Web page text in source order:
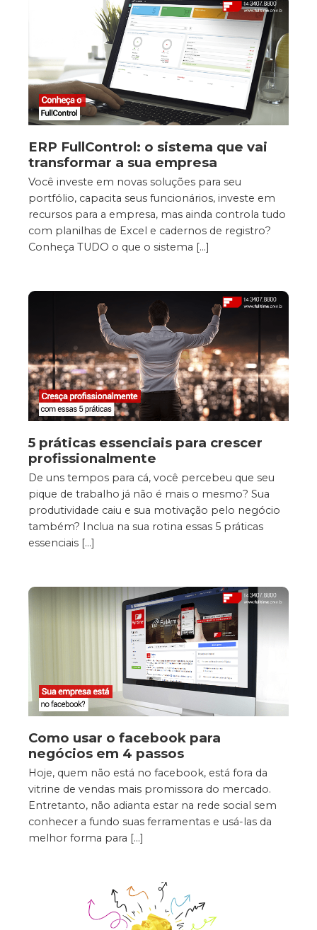
ERP FullControl: o sistema que vai
transformar a sua empresa
Você investe em novas soluções para seu
portfólio, capacita seus funcionários, investe em
recursos para a empresa, mas ainda controla tudo
com planilhas de Excel e cadernos de registro?
Conheça TUDO o que o sistema […]
5 práticas essenciais para crescer
profissionalmente
De uns tempos para cá, você percebeu que seu
pique de trabalho já não é mais o mesmo? Sua
produtividade caiu e sua motivação pelo negócio
também? Inclua na sua rotina essas 5 práticas
essenciais […]
Como usar o facebook para
negócios em 4 passos
Hoje, quem não está no facebook, está fora da
vitrine de vendas mais promissora do mercado.
Entretanto, não adianta estar na rede social sem
conhecer a fundo suas ferramentas e usá-las da
melhor forma para […]